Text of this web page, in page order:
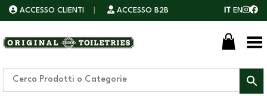
ACCESSO CLIENTI ACCESSO B2B IT EN
Toggle Menu